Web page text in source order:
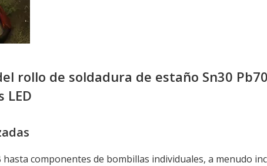
rollo de soldadura de estaño Sn30
LED
hasta componentes de bombillas individuales, a menudo